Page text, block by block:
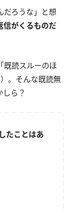
だろうな」と想
信がくるものだ
既読スルーのほ
。そんな既読無
ら？
たことはあ